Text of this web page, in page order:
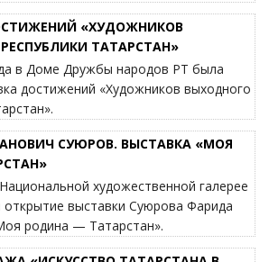
«ХУДОЖНИКОВ
ТАТАРСТАН»
в Доме Дружбы народов РТ была
достижений «Художников выходного
СУЮРОВ. ВЫСТАВКА «МОЯ
художественной галерее
открытие выставки Суюрова Фарида
родина — Татарстан».